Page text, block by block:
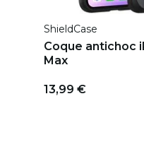
ShieldCase
Coque antichoc
Max
13,99 €